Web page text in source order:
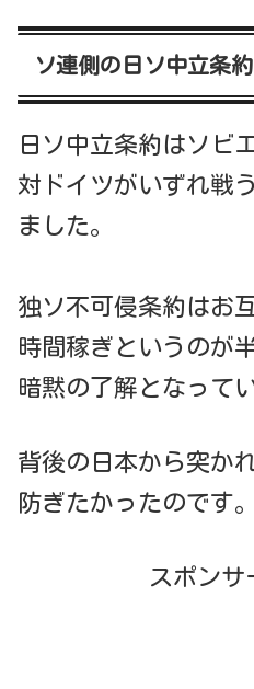
ソ連側の日ソ中立条
日ソ中立条約はソビ
対ドイツがいずれ戦
ました。
独ソ不可侵条約はお
時間稼ぎというのが
暗黙の了解となって
背後の日本から突か
防ぎたかったのです。
スポンサ